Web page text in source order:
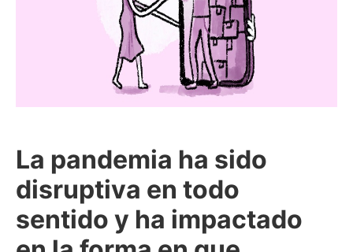
La pandemia ha sido
disruptiva en todo
sentido y ha impactado